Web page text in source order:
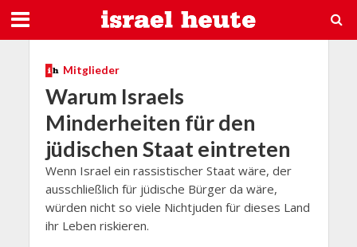
Mitglieder
Warum Israels
Minderheiten für den
jüdischen Staat eintreten
Wenn Israel ein rassistischer Staat wäre, der
ausschließlich für jüdische Bürger da wäre,
würden nicht so viele Nichtjuden für dieses Land
ihr Leben riskieren.